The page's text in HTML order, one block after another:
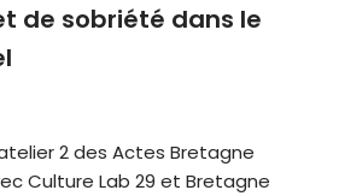
de sobriété dans le
2 des Actes Bretagne
Culture Lab 29 et Bretagne